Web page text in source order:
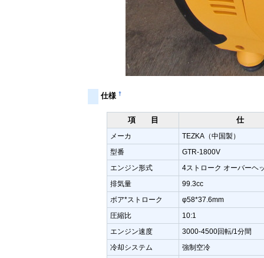
仕様 †
項 目 仕
メーカ TEZKA（中国製）
型番 GTR-1800V
エンジン形式 4ストローク オーバーヘ
排気量 99.3cc
ボア*ストローク φ58*37.6mm
圧縮比 10:1
エンジン速度 3000-4500回転/1分間
冷却システム 強制空冷